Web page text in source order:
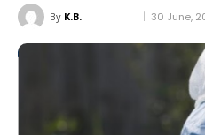
By K.B. 30 June,